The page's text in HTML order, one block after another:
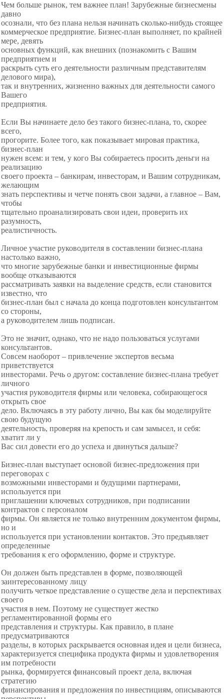
Чем больше рынок, тем важнее план! Зарубежные бизнесмены
давно
осознали, что без плана нельзя начинать сколько-нибудь стоящее
коммерческое предприятие. Бизнес-план выполняет, по крайней
мере, девять
основных функций, как внешних (познакомить с Вашим
предприятием и
раскрыть суть его деятельности различным представителям
делового мира),
так и внутренних, жизненно важных для деятельности самого
Вашего
предприятия.
Если Вы начинаете дело без такого бизнес-плана, то, скорее
всего,
прогорите. Более того, как показывает мировая практика,
бизнес-план
нужен всем: и тем, у кого Вы собираетесь просить деньги на
реализацию
своего проекта – банкирам, инвесторам, и Вашим сотрудникам,
желающим
знать перспективы и четче понять свои задачи, а главное – Вам,
чтобы
тщательно проанализировать свои идеи, проверить их
разумность,
реалистичность.
Личное участие руководителя в составлении бизнес-плана
настолько важно,
что многие зарубежные банки и инвестиционные фирмы
вообще отказываются
рассматривать заявки на выделение средств, если становится
известно, что
бизнес-план был с начала до конца подготовлен консультантом
со стороны,
а руководителем лишь подписан.
Это не значит, однако, что не надо пользоваться услугами
консультантов.
Совсем наоборот – привлечение экспертов весьма
приветствуется
инвесторами. Речь о другом: составление бизнес-плана требует
личного
участия руководителя фирмы или человека, собирающегося
открыть свое
дело. Включаясь в эту работу лично, Вы как бы моделируйте
свою будущую
деятельность, проверяя на крепость и сам замысел, и себя:
хватит ли у
Вас сил довести его до успеха и двинуться дальше?
Бизнес-план выступает основой бизнес-предложения при
переговорах с
возможными инвесторами и будущими партнерами,
используется при
приглашении ключевых сотрудников, при подписании
контрактов с персоналом
фирмы. Он является не только внутренним документом фирмы,
но и
используется при установлении контактов. Это предъявляет
определенные
требования к его оформлению, форме и структуре.
Он должен быть представлен в форме, позволяющей
заинтересованному лицу
получить четкое представление о существе дела и перспективах
своего
участия в нем. Поэтому не существует жестко
регламентированной формы его
представления и структуры. Как правило, в плане
предусматриваются
разделы, в которых раскрывается основная идея и цели бизнеса,
характеризуется специфика продукта фирмы и удовлетворения
им потребности
рынка, формируется финансовый проект дела, включая
стратегию
финансирования и предложения по инвестициям, описываются